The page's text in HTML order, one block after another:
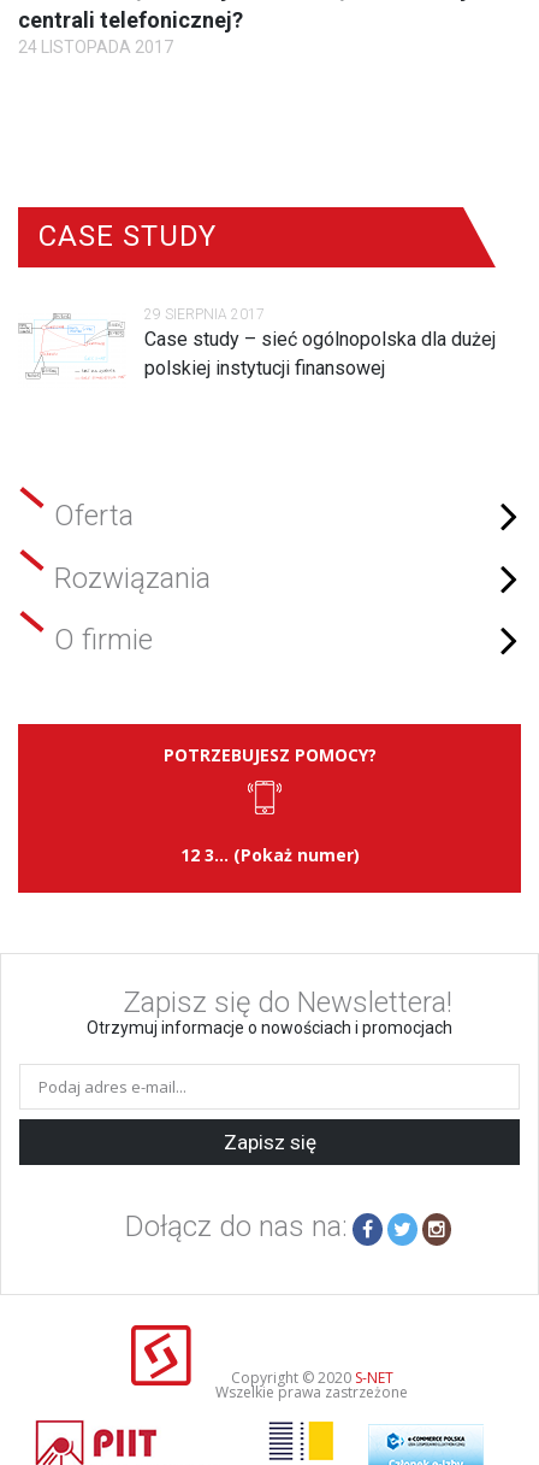
centrali telefonicznej?
24 LISTOPADA 2017
CASE STUDY
29 SIERPNIA 2017
Case study – sieć ogólnopolska dla dużej
polskiej instytucji finansowej
Oferta
Rozwiązania
O firmie
POTRZEBUJESZ POMOCY?
12 3... (Pokaż numer)
Zapisz się do Newslettera!
Otrzymuj informacje o nowościach i promocjach
Zapisz się
Dołącz do nas na:
Copyright © 2020 S-NET
Wszelkie prawa zastrzeżone